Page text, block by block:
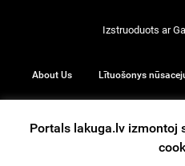
Izstruoduots ar
About Us Lītuošonys
©
Portals lakuga.lv izmontoj